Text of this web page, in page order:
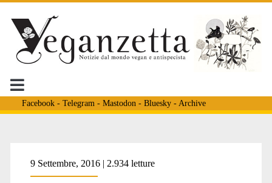
Facebook- Telegram - Mastodon - Bluesky- Archive
Tag:
9 Settembre, 2016 | 2.934 letture